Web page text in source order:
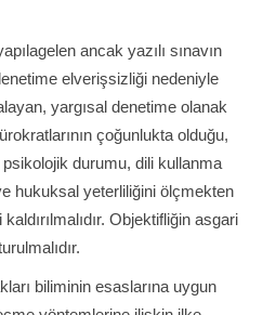
ancak yazılı sınavın
elverişsizliği nedeniyle
yargısal denetime olanak
çoğunlukta olduğu,
durumu, dili kullanma
hukuksal yeterliliğini ölçmekten
Objektifliğin asgari
biliminin esaslarına uygun